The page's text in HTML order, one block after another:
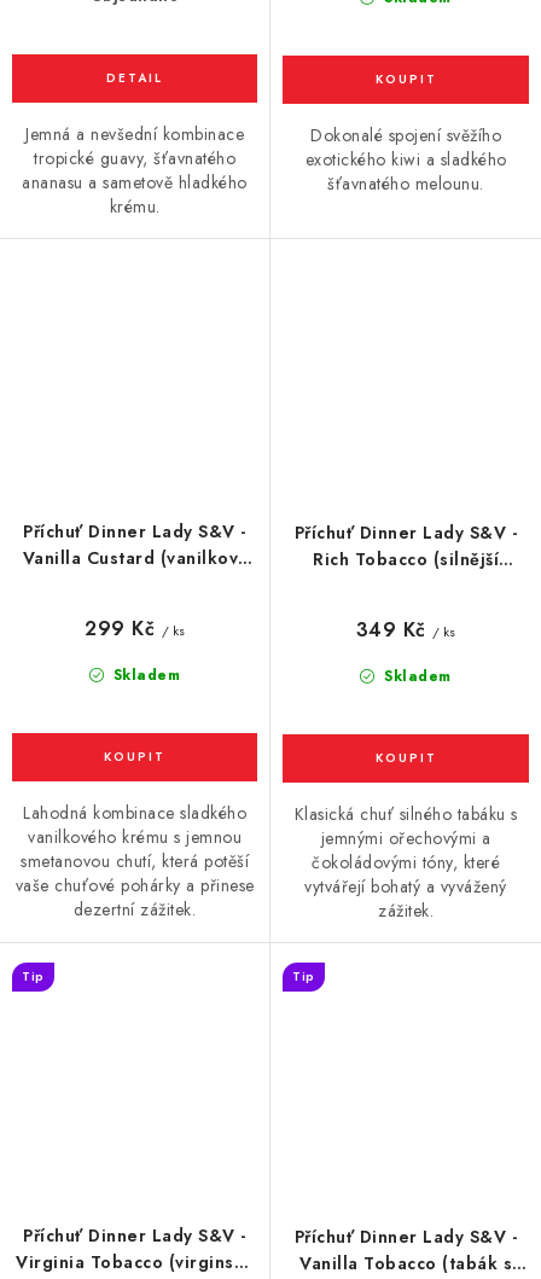
Jemná a nevšední kombinace
tropické guavy, šťavnatého
ananasu a sametově hladkého
krému.
Dokonalé spojení svěžího
exotického kiwi a sladkého
šťavnatého melounu.
Příchuť Dinner Lady S&V -
Vanilla Custard (vanilkový
Skladem
299 Kč / ks
Lahodná kombinace sladkého
vanilkového krému s jemnou
smetanovou chutí, která potěší
vaše chuťové pohárky a přinese
dezertní zážitek.
Příchuť Dinner Lady S&V -
Rich Tobacco (silnější
Skladem
349 Kč / ks
Klasická chuť silného tabáku s
jemnými ořechovými a
čokoládovými tóny, které
vytvářejí bohatý a vyvážený
zážitek.
Příchuť Dinner Lady S&V -
Virginia Tobacco (virginský
Tip
Příchuť Dinner Lady S&V -
Vanilla Tobacco (tabák s
Tip